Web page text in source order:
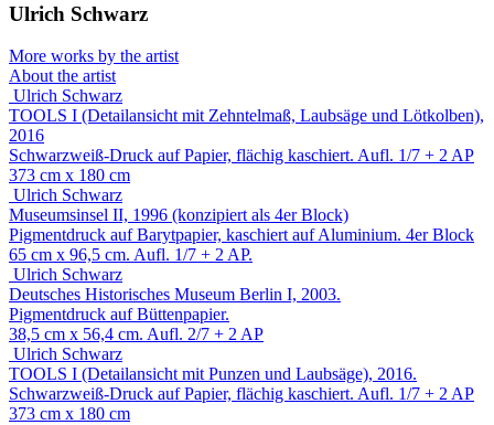
Ulrich Schwarz
More works by the artist
About the artist
Ulrich Schwarz
TOOLS I (Detailansicht mit Zehntelmaß, Laubsäge und Lötkolben),
2016
Schwarzweiß-Druck auf Papier, flächig kaschiert. Aufl. 1/7 + 2 AP
373 cm x 180 cm
Ulrich Schwarz
Museumsinsel II, 1996 (konzipiert als 4er Block)
Pigmentdruck auf Barytpapier, kaschiert auf Aluminium. 4er Block
65 cm x 96,5 cm. Aufl. 1/7 + 2 AP.
Ulrich Schwarz
Deutsches Historisches Museum Berlin I, 2003.
Pigmentdruck auf Büttenpapier.
38,5 cm x 56,4 cm. Aufl. 2/7 + 2 AP
Ulrich Schwarz
TOOLS I (Detailansicht mit Punzen und Laubsäge), 2016.
Schwarzweiß-Druck auf Papier, flächig kaschiert. Aufl. 1/7 + 2 AP
373 cm x 180 cm